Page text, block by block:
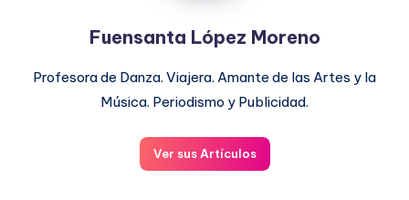
Fuensanta López Moreno
Profesora de Danza. Viajera. Amante de las Artes y la
Música. Periodismo y Publicidad.
Ver sus Artículos